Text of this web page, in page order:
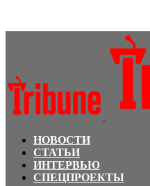
НОВОСТИ
СТАТЬИ
ИНТЕРВЬЮ
СПЕЦПРОЕКТЫ